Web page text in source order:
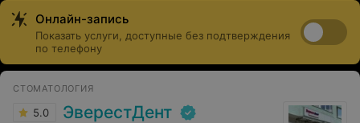
Онлайн-запись
Показать услуги, доступные без подтверждения
по телефону
СТОМАТОЛОГИЯ
5.0 ЭверестДент